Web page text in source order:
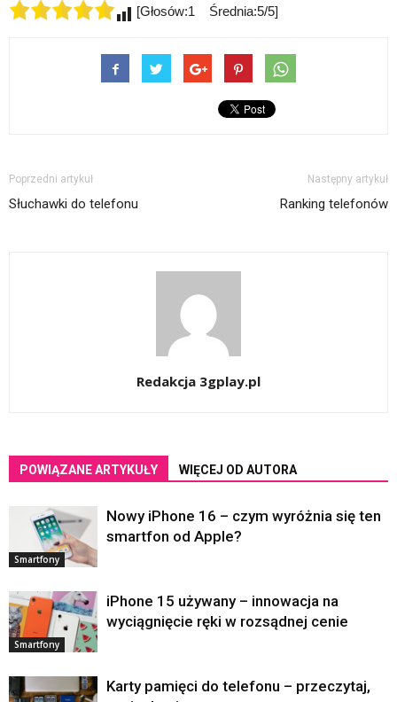
[Głosów:1 Średnia:5/5]
Poprzedni artykuł
Słuchawki do telefonu
Następny artykuł
Ranking telefonów
Redakcja 3gplay.pl
POWIĄZANE ARTYKUŁY WIĘCEJ OD AUTORA
Smartfony
Nowy iPhone 16 – czym wyróżnia się ten
smartfon od Apple?
Smartfony
iPhone 15 używany – innowacja na
wyciągnięcie ręki w rozsądnej cenie
Karty pamięci do telefonu – przeczytaj,